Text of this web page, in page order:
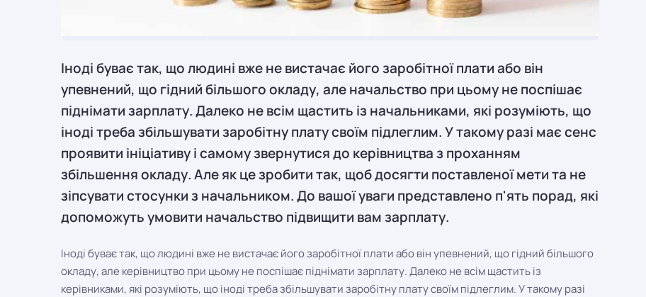
Іноді буває так, що людині вже не вистачає його заробітної плати або він
упевнений, що гідний більшого окладу, але начальство при цьому не поспішає
піднімати зарплату. Далеко не всім щастить із начальниками, які розуміють, що
іноді треба збільшувати заробітну плату своїм підлеглим. У такому разі має сенс
проявити ініціативу і самому звернутися до керівництва з проханням
збільшення окладу. Але як це зробити так, щоб досягти поставленої мети та не
зіпсувати стосунки з начальником. До вашої уваги представлено п'ять порад, які
допоможуть умовити начальство підвищити вам зарплату.
Іноді буває так, що людині вже не вистачає його заробітної плати або він упевнений, що гідний більшого
окладу, але керівництво при цьому не поспішає піднімати зарплату. Далеко не всім щастить із
керівниками, які розуміють, що іноді треба збільшувати заробітну плату своїм підлеглим. У такому разі